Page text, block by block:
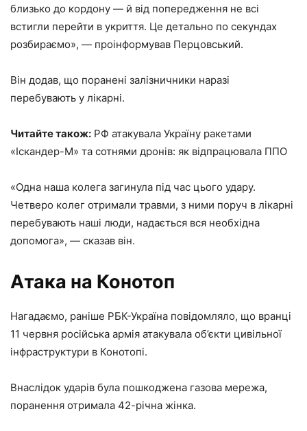
близько до кордону — й від попередження не всі
встигли перейти в укриття. Це детально по секундах
розбираємо», — проінформував Перцовський.
Він додав, що поранені залізничники наразі
перебувають у лікарні.
Читайте також: РФ атакувала Україну ракетами
«Іскандер-М» та сотнями дронів: як відпрацювала ППО
«Одна наша колега загинула під час цього удару.
Четверо колег отримали травми, з ними поруч в лікарні
перебувають наші люди, надається вся необхідна
допомога», — сказав він.
Атака на Конотоп
Нагадаємо, раніше РБК-Україна повідомляло, що вранці
11 червня російська армія атакувала об’єкти цивільної
інфраструктури в Конотопі.
Внаслідок ударів була пошкоджена газова мережа,
поранення отримала 42-річна жінка.